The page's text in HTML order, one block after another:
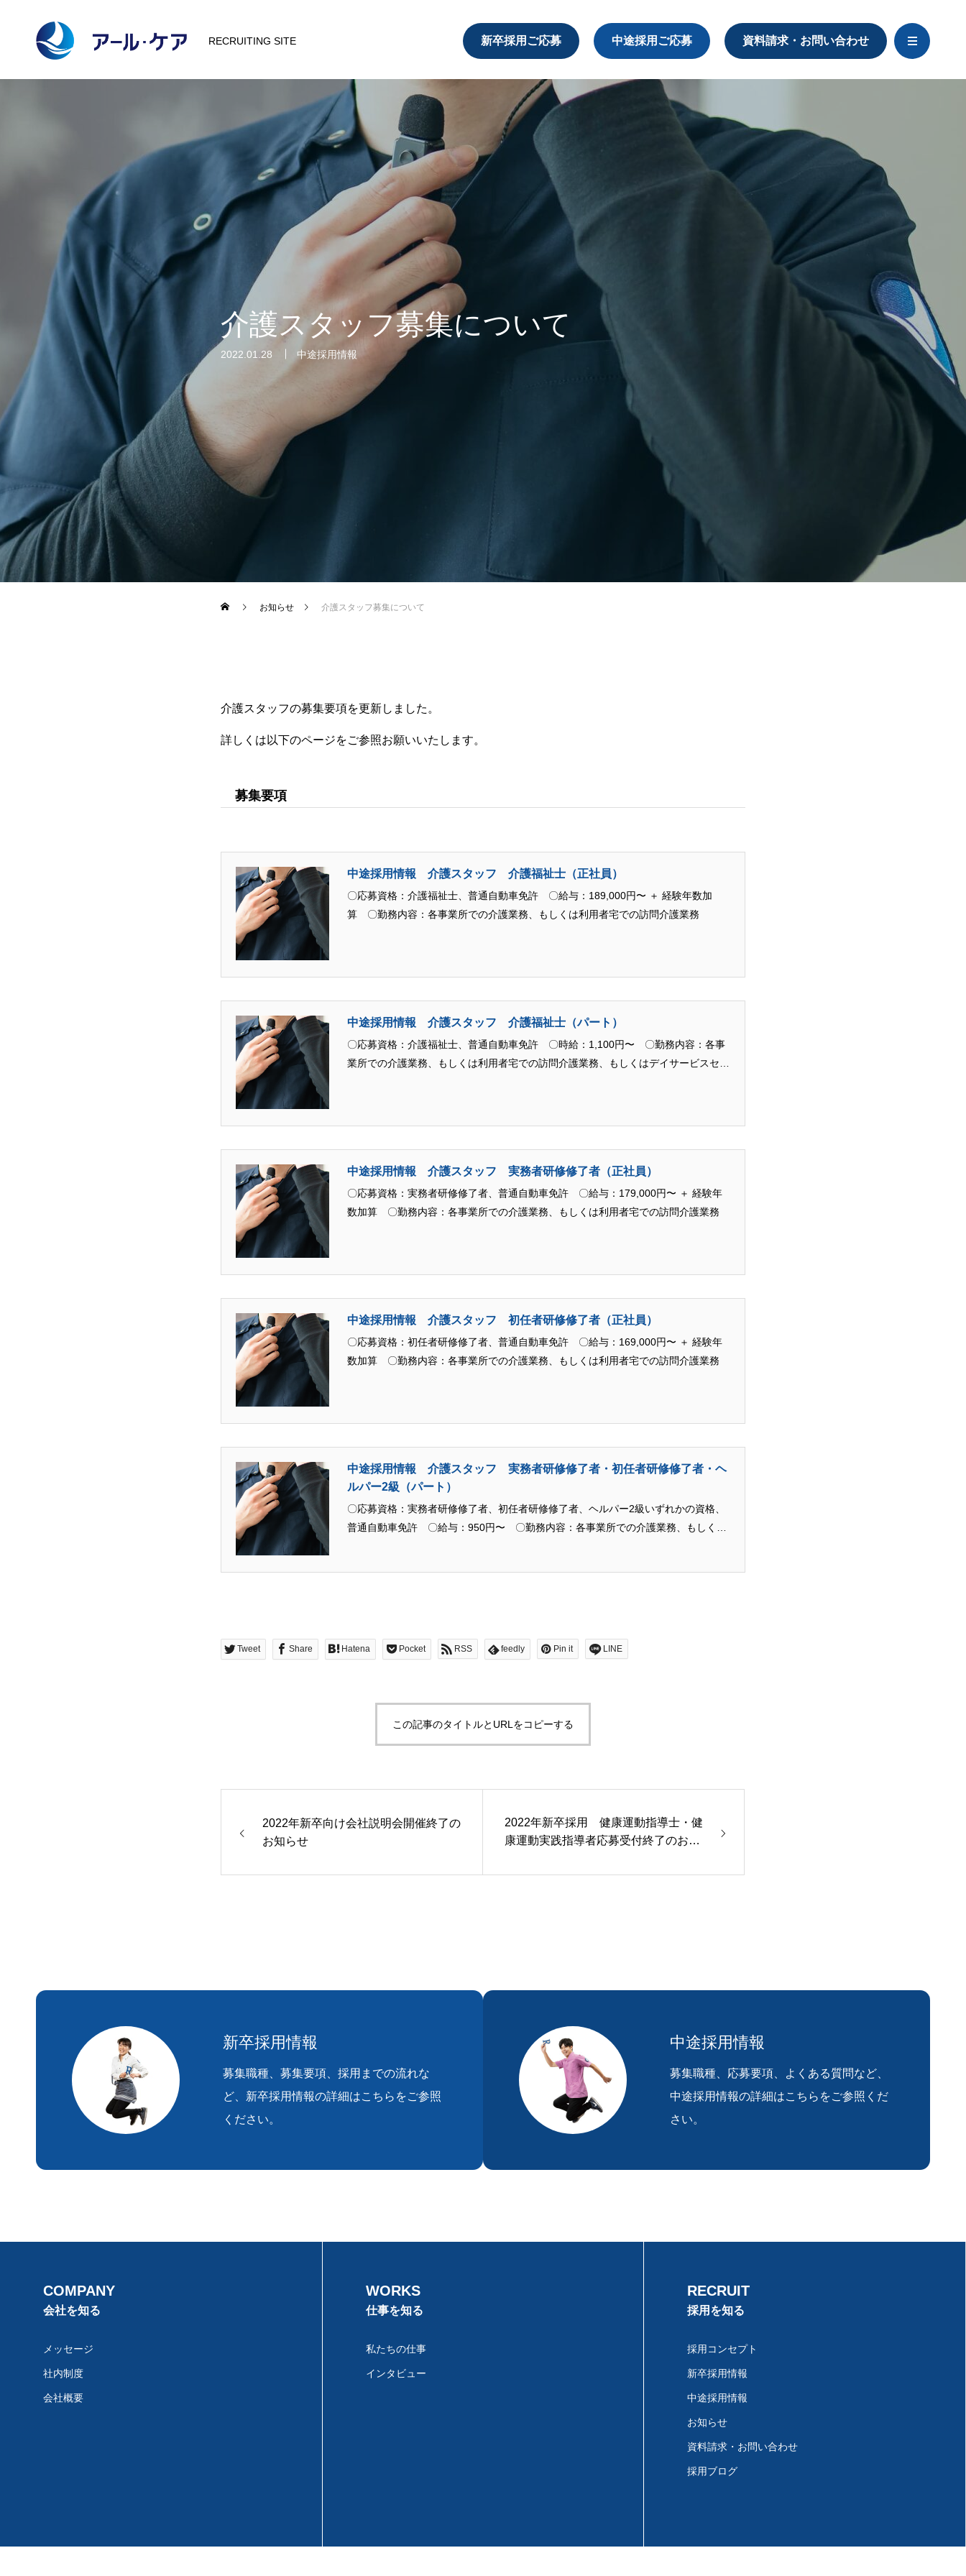
RECRUITING SITE 新卒採用ご応募 中途採用ご応募 資料請求・お問い合わせ
介護スタッフ募集について
2022.01.28 中途採用情報
お知らせ 介護スタッフ募集について
介護スタッフの募集要項を更新しました。
詳しくは以下のページをご参照お願いいたします。
募集要項
中途採用情報 介護スタッフ 介護福祉士（正社員）
〇応募資格：介護福祉士、普通自動車免許 〇給与：189,000円〜 ＋ 経験年数加
算 〇勤務内容：各事業所での介護業務、もしくは利用者宅での訪問介護業務
中途採用情報 介護スタッフ 介護福祉士（パート）
〇応募資格：介護福祉士、普通自動車免許 〇時給：1,100円〜 〇勤務内容：各事
業所での介護業務、もしくは利用者宅での訪問介護業務、もしくはデイサービスセン
中途採用情報 介護スタッフ 実務者研修修了者（正社員）
〇応募資格：実務者研修修了者、普通自動車免許 〇給与：179,000円〜 ＋ 経験年
数加算 〇勤務内容：各事業所での介護業務、もしくは利用者宅での訪問介護業務
中途採用情報 介護スタッフ 初任者研修修了者（正社員）
〇応募資格：初任者研修修了者、普通自動車免許 〇給与：169,000円〜 ＋ 経験年
数加算 〇勤務内容：各事業所での介護業務、もしくは利用者宅での訪問介護業務
中途採用情報 介護スタッフ 実務者研修修了者・初任者研修修了者・ヘ
ルパー2級（パート）
〇応募資格：実務者研修修了者、初任者研修修了者、ヘルパー2級いずれかの資格、
普通自動車免許 〇給与：950円〜 〇勤務内容：各事業所での介護業務、もしくは
Tweet Share Hatena Pocket RSS feedly Pin it LINE
この記事のタイトルとURLをコピーする
2022年新卒向け会社説明会開催終了の
お知らせ
2022年新卒採用 健康運動指導士・健
康運動実践指導者応募受付終了のお知
新卒採用情報
募集職種、募集要項、採用までの流れな
ど、新卒採用情報の詳細はこちらをご参照
ください。
中途採用情報
募集職種、応募要項、よくある質問など、
中途採用情報の詳細はこちらをご参照くだ
さい。
COMPANY
会社を知る
メッセージ
社内制度
会社概要
WORKS
仕事を知る
私たちの仕事
インタビュー
RECRUIT
採用を知る
採用コンセプト
新卒採用情報
中途採用情報
お知らせ
資料請求・お問い合わせ
採用ブログ